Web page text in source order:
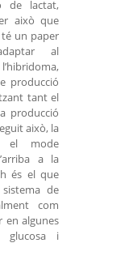
de lactat,
això que
té un paper
al
producció
tant el
producció
això, la
el mode
a la
és el que
de
com
en algunes
glucosa i